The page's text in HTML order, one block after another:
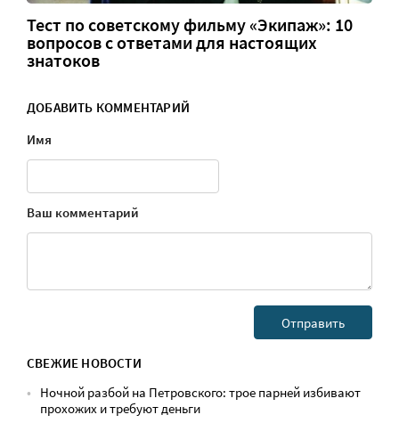
Тест по советскому фильму «Экипаж»: 10
вопросов с ответами для настоящих
знатоков
ДОБАВИТЬ КОММЕНТАРИЙ
Имя
Ваш комментарий
СВЕЖИЕ НОВОСТИ
Ночной разбой на Петровского: трое парней избивают
прохожих и требуют деньги